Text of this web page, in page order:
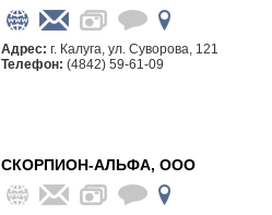
Адрес: г. Калуга, ул. Суворова, 121
Телефон: (4842) 59-61-09
СКОРПИОН-АЛЬФА, ООО